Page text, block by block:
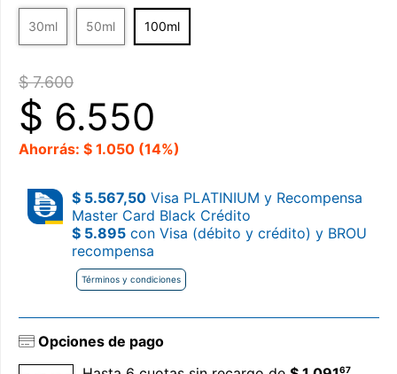
30ml 50ml 100ml
$ 7.600
$ 6.550
Ahorrás: $ 1.050 (14%)
$ 5.567,50 Visa PLATINIUM y Recompensa
Master Card Black Crédito
$ 5.895 con Visa (débito y crédito) y BROU
recompensa
Términos y condiciones
Opciones de pago
67